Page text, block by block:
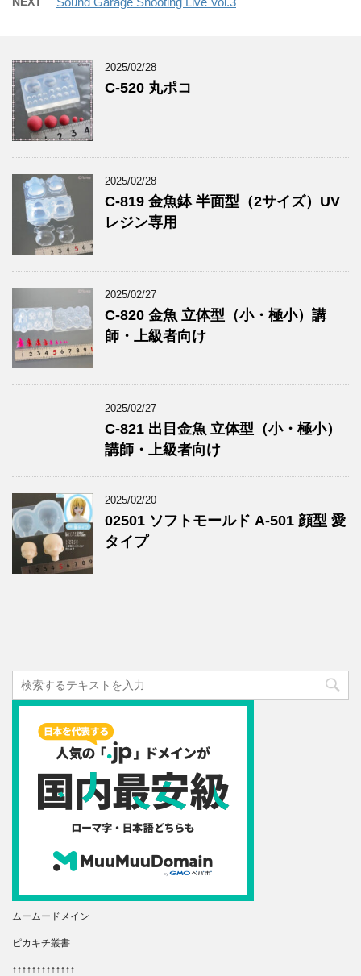
2025/02/28
C-520 丸ポコ
2025/02/28
C-819 金魚鉢 半面型（2サイズ）UV
レジン専用
2025/02/27
C-820 金魚 立体型（小・極小）講
師・上級者向け
2025/02/27
C-821 出目金魚 立体型（小・極小）
講師・上級者向け
2025/02/20
02501 ソフトモールド A-501 顔型 愛
タイプ
ムームードメイン
ピカキチ叢書
↑↑↑↑↑↑↑↑↑↑↑↑↑